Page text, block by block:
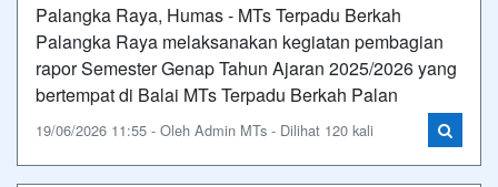
Palangka Raya, Humas - MTs Terpadu Berkah
Palangka Raya melaksanakan kegiatan pembagian
rapor Semester Genap Tahun Ajaran 2025/2026 yang
bertempat di Balai MTs Terpadu Berkah Palan
19/06/2026 11:55 - Oleh Admin MTs - Dilihat 120 kali